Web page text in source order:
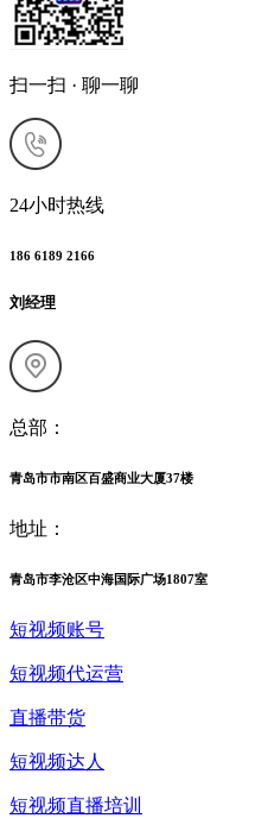
扫一扫 · 聊一聊
24小时热线
186 6189 2166
刘经理
总部：
青岛市市南区百盛商业大厦37楼
地址：
青岛市李沧区中海国际广场1807室
短视频账号
短视频代运营
直播带货
短视频达人
短视频直播培训